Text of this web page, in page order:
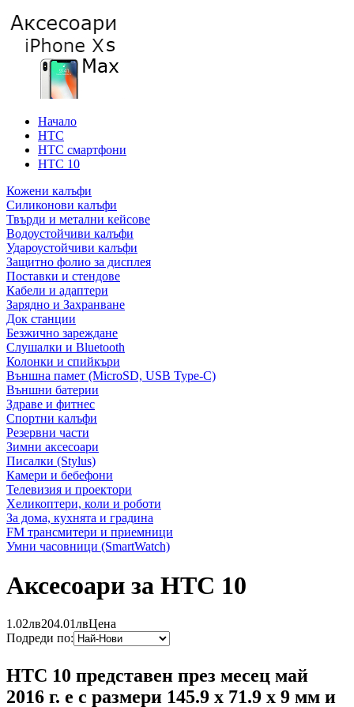
Начало
HTC
HTC смартфони
HTC 10
Кожени калъфи
Силиконови калъфи
Твърди и метални кейсове
Водоустойчиви калъфи
Удароустойчиви калъфи
Защитно фолио за дисплея
Поставки и стендове
Кабели и адаптери
Зарядно и Захранване
Док станции
Безжично зареждане
Слушалки и Bluetooth
Колонки и спийкъри
Външна памет (MicroSD, USB Type-C)
Външни батерии
Здраве и фитнес
Спортни калъфи
Резервни части
Зимни аксесоари
Писалки (Stylus)
Камери и бебефони
Телевизия и проектори
Хеликоптери, коли и роботи
За дома, кухнята и градина
FM трансмитери и приемници
Умни часовници (SmartWatch)
Аксесоари за HTC 10
1.02лв204.01лвЦена
Подреди по:
HTC 10 представен през месец май
2016 г. е с размери 145.9 x 71.9 x 9 мм и